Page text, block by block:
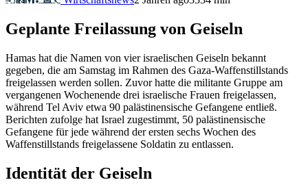
Geplante Freilassung von Geiseln
Hamas hat die Namen von vier israelischen Geiseln bekannt
gegeben, die am Samstag im Rahmen des Gaza-Waffenstillstands
freigelassen werden sollen. Zuvor hatte die militante Gruppe am
vergangenen Wochenende drei israelische Frauen freigelassen,
während Tel Aviv etwa 90 palästinensische Gefangene entließ.
Berichten zufolge hat Israel zugestimmt, 50 palästinensische
Gefangene für jede während der ersten sechs Wochen des
Waffenstillstands freigelassene Soldatin zu entlassen.
Identität der Geiseln